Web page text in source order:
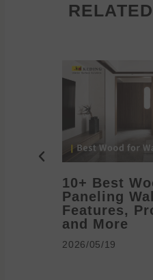
10+ Best
Paneling
Features,
and More
2026/05/19